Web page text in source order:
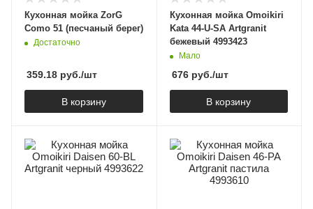
Кухонная мойка ZorG
Como 51 (песчаный берег)
Достаточно
359.18 руб./шт
В корзину
Кухонная мойка Omoikiri
Kata 44-U-SA Artgranit
бежевый 4993423
Мало
676руб./шт
В корзину